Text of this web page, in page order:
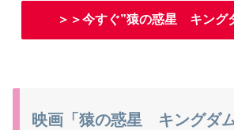
＞＞今すぐ”猿の惑星 キング
映画「猿の惑星 キングダ